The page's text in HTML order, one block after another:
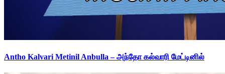
Antho Kalvari Metinil Anbulla – அந்தோ கல்வாரி மேட்டினில்